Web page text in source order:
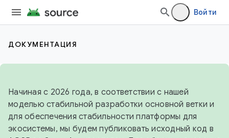
Войти
ДОКУМЕНТАЦИЯ
Начиная с 2026 года, в соответствии с нашей
моделью стабильной разработки основной ветки и
для обеспечения стабильности платформы для
экосистемы, мы будем публиковать исходный код в